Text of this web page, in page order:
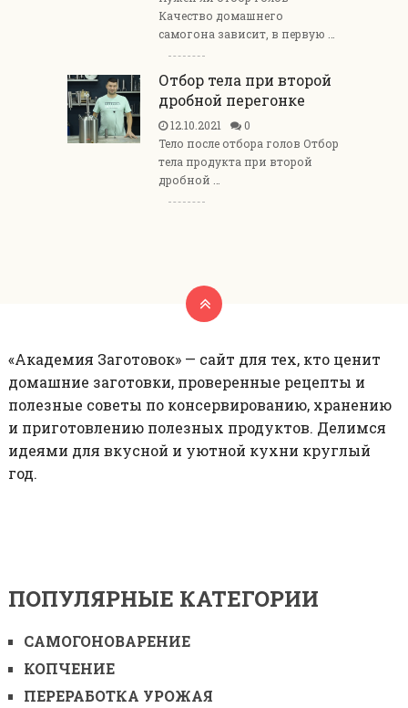
Качество домашнего
самогона зависит, в первую …
Отбор тела при второй
дробной перегонке
12.10.2021
0
Тело после отбора голов Отбор
тела продукта при второй
дробной …
«Академия Заготовок» — сайт для тех, кто ценит
домашние заготовки, проверенные рецепты и
полезные советы по консервированию, хранению
и приготовлению полезных продуктов. Делимся
идеями для вкусной и уютной кухни круглый
год.
ПОПУЛЯРНЫЕ КАТЕГОРИИ
САМОГОНОВАРЕНИЕ
КОПЧЕНИЕ
ПЕРЕРАБОТКА УРОЖАЯ